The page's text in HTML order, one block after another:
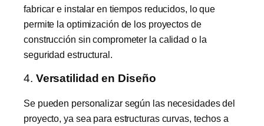
fabricar e instalar en tiempos reducidos, lo que
permite la optimización de los proyectos de
construcción sin comprometer la calidad o la
seguridad estructural.
4. Versatilidad en Diseño
Se pueden personalizar según las necesidades del
proyecto, ya sea para estructuras curvas, techos a